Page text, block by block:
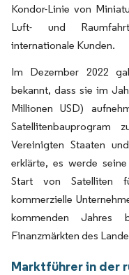
Kondor-Linie von
Luft- und
internationale Kunden.
Im Dezember 2022
bekannt, dass sie im
Millionen USD)
Vereinigten Staaten
erklärte, es werde
Start von Satelliten
kommerzielle
kommenden Jahres
Finanzmärkten des
Marktführer in der